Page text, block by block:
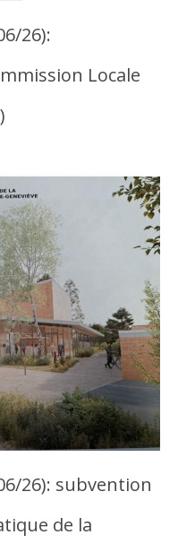
26):
Locale
26): subvention
de la